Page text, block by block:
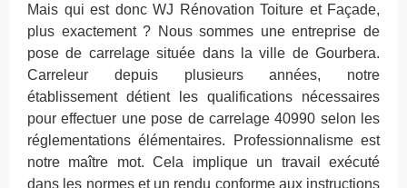
Mais qui est donc WJ Rénovation Toiture et Façade,
plus exactement ? Nous sommes une entreprise de
pose de carrelage située dans la ville de Gourbera.
Carreleur depuis plusieurs années, notre
établissement détient les qualifications nécessaires
pour effectuer une pose de carrelage 40990 selon les
réglementations élémentaires. Professionnalisme est
notre maître mot. Cela implique un travail exécuté
dans les normes et un rendu conforme aux instructions